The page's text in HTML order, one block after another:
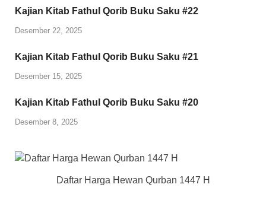
Kajian Kitab Fathul Qorib Buku Saku #22
Desember 22, 2025
Kajian Kitab Fathul Qorib Buku Saku #21
Desember 15, 2025
Kajian Kitab Fathul Qorib Buku Saku #20
Desember 8, 2025
Daftar Harga Hewan Qurban 1447 H